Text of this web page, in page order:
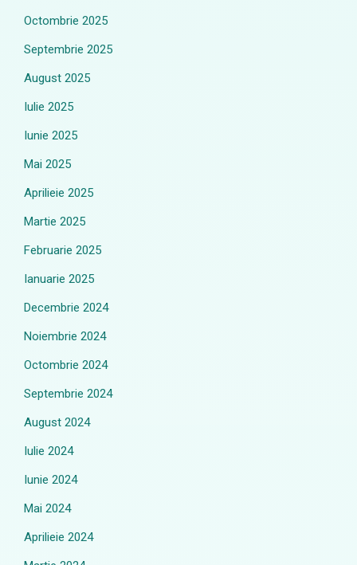
Octombrie 2025
Septembrie 2025
August 2025
Iulie 2025
Iunie 2025
Mai 2025
Aprilieie 2025
Martie 2025
Februarie 2025
Ianuarie 2025
Decembrie 2024
Noiembrie 2024
Octombrie 2024
Septembrie 2024
August 2024
Iulie 2024
Iunie 2024
Mai 2024
Aprilieie 2024